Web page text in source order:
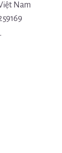
Nam